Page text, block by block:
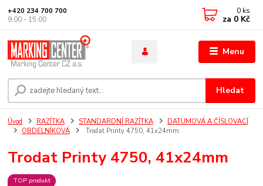
Menu
Hledat
+420 234 700 700
9:00 - 15:00
0 ks
za 0 Kč
Úvod RAZÍTKA STANDARDNÍ RAZÍTKA
DATUMOVÁ A ČÍSLOVACÍ
OBDELNÍKOVÁ
Trodat Printy 4750, 41x24mm
Trodat Printy 4750, 41x24mm
TOP produkt